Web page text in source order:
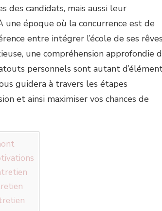
des candidats, mais aussi leur
une époque où la concurrence est de
entre intégrer l’école de ses
une compréhension approfondie
personnels sont autant
guidera à travers les étapes
et ainsi maximiser vos chances de